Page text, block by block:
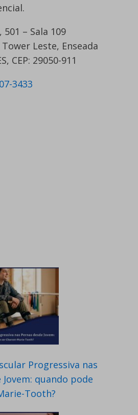
– Sala 109
Leste, Enseada
CEP: 29050-911
3433
Progressiva nas
Jovem: quando pode
Tooth?